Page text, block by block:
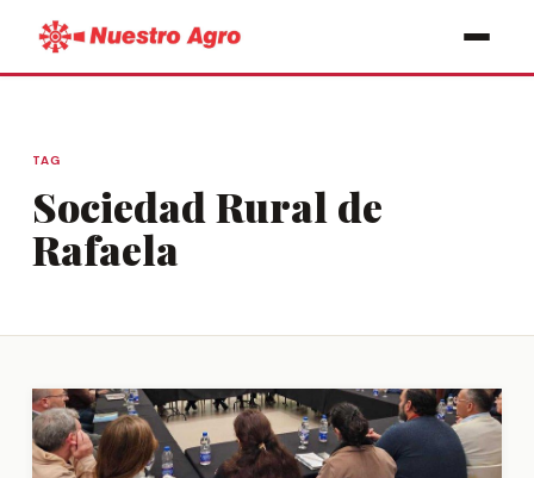
TAG
Sociedad Rural de
Rafaela